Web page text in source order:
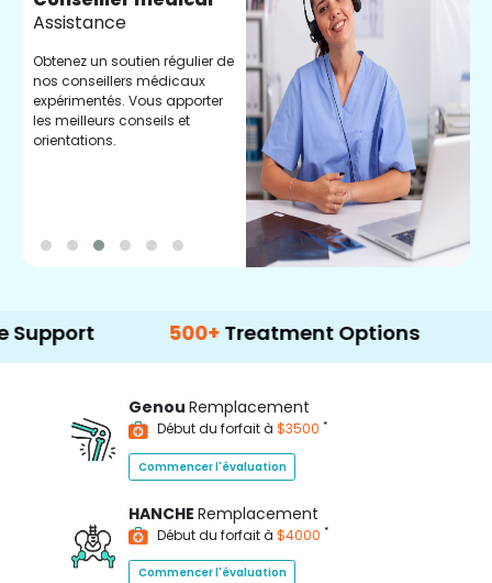
Assistance
Obtenez un soutien régulier de
nos conseillers médicaux
expérimentés. Vous apporter
les meilleurs conseils et
orientations.
500+ Treatment Options
Genou Remplacement
Début du forfait à $3500 *
Commencer l'évaluation
HANCHE Remplacement
Début du forfait à $4000 *
Commencer l'évaluation